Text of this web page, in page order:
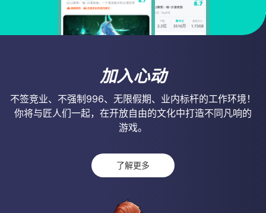
加入心动
不签竞业、不强制996、无限假期、业内标杆的工作环境！
你将与匠人们一起，在开放自由的文化中打造不同凡响的
游戏。
了解更多